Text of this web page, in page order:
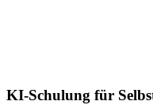
KI-Schulung für